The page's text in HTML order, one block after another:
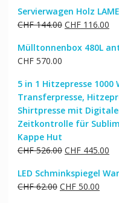
Servierwagen Holz
CHF144.00 Ursprünglicher
war:
CHF116.00
ist:
Mülltonnenbox 480L
CHF570.00
5 in 1 Hitzepresse 1000
Transferpresse,
Shirtpresse mit
Zeitkontrolle für
Kappe Hut
CHF526.00 Ursprünglicher
war:
CHF 526.00
CHF445.00
ist:
LED Schminkspiegel
CHF62.00 Ursprünglicher
CHF50.00